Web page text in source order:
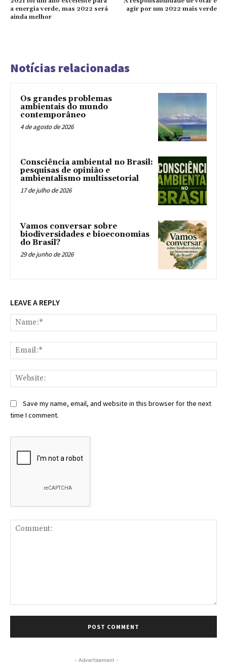
a energia verde, mas 2022 será
ainda melhor
agir por um 2022 mais verde
Notícias relacionadas
Os grandes problemas
ambientais do mundo
contemporâneo
4 de agosto de 2026
Consciência ambiental no Brasil:
pesquisas de opinião e
ambientalismo multissetorial
17 de julho de 2026
Vamos conversar sobre
biodiversidades e bioeconomias
do Brasil?
29 de junho de 2026
LEAVE A REPLY
Save my name, email, and website in this browser for the next
time I comment.
- Advertisement -